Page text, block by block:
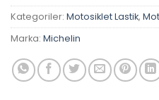
Kategoriler: Motosiklet Lastik,
Marka: Michelin